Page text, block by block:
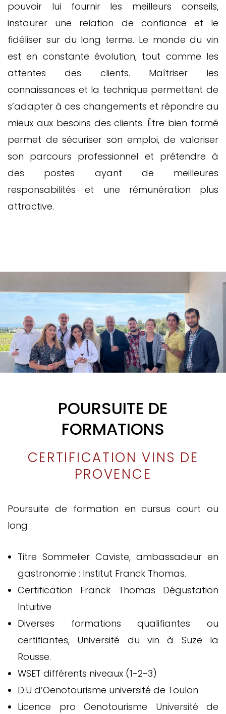
pouvoir lui fournir les meilleurs conseils,
instaurer une relation de confiance et le
fidéliser sur du long terme. Le monde du vin
est en constante évolution, tout comme les
attentes des clients. Maîtriser les
connaissances et la technique permettent de
s’adapter à ces changements et répondre au
mieux aux besoins des clients. Être bien formé
permet de sécuriser son emploi, de valoriser
son parcours professionnel et prétendre à
des postes ayant de meilleures
responsabilités et une rémunération plus
attractive.
POURSUITE DE
FORMATIONS
CERTIFICATION VINS DE
PROVENCE
Poursuite de formation en cursus court ou
long :
Titre Sommelier Caviste, ambassadeur en
gastronomie : Institut Franck Thomas.
Certification Franck Thomas Dégustation
Intuitive
Diverses formations qualifiantes ou
certifiantes, Université du vin à Suze la
Rousse.
WSET différents niveaux (1-2-3)
D.U d’Oenotourisme université de Toulon
Licence pro Oenotourisme Université de